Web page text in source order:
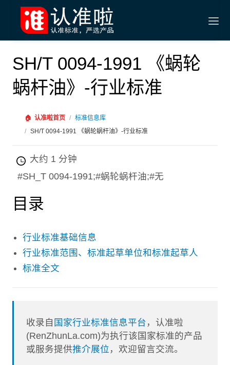
SH/T 0094-1991 《蜗轮
蜗杆油》-行业标准
🏠 认准啦首页 / 标准信息库
/ SH/T 0094-1991 《蜗轮蜗杆油》-行业标准
大约 1 分钟
#SH_T 0094-1991;#蜗轮蜗杆油;#无
目录
行业标准基础信息
行业标准范围、标准起草单位和标准起草人
标准全文
收录自 国家行业标准信息平台 ，认准啦
(RenZhunLa.com)为执行该国家标准的产品
或服务提供推介展位 ，欢迎留言交流。